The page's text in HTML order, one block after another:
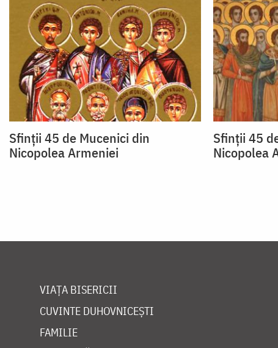
Sfinții 45 de Mucenici din
Nicopolea Armeniei
Sfinții 45
Nicopolea
VIAȚA BISERICII
CUVINTE DUHOVNICEȘTI
FAMILIE